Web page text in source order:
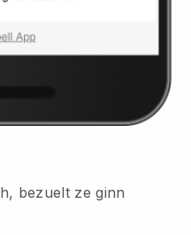
bezuelt ze ginn